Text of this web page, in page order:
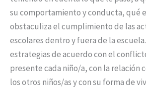
su comportamiento y conducta, qué
obstaculiza el cumplimiento de las
escolares dentro y fuera de la
estrategias de acuerdo con el
presente cada niño/a, con la relación
los otros niños/as y con su forma de